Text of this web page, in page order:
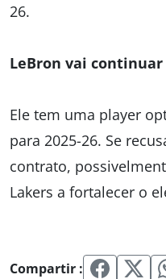
26.
LeBron vai continuar
Ele tem uma player
para 2025-26. Se
contrato,
Lakers a fortalecer o
Compartir :